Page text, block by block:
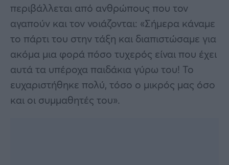
περιβάλλεται από ανθρώπους που τον
αγαπούν και τον νοιάζονται: «Σήμερα κάναμε
το πάρτι του στην τάξη και διαπιστώσαμε για
ακόμα μια φορά πόσο τυχερός είναι που έχει
αυτά τα υπέροχα παιδάκια γύρω του! Το
ευχαριστήθηκε πολύ, τόσο ο μικρός μας όσο
και οι συμμαθητές του».